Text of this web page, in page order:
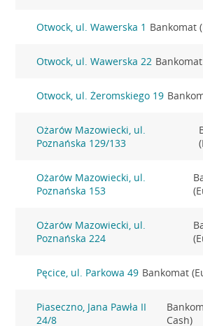
Otwock, ul. Wawerska 1 Bankomat
Otwock, ul. Wawerska 22
Otwock, ul. Żeromskiego 19
Ożarów Mazowiecki, ul.
Poznańska 129/133
Ożarów Mazowiecki, ul.
Poznańska 153
Ożarów Mazowiecki, ul.
Poznańska 224
Pęcice, ul. Parkowa 49 Bankomat
Piaseczno, Jana Pawła II
24/8
Cash)